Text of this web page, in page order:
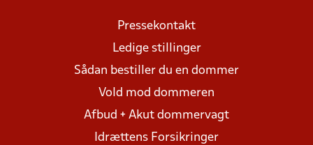
Pressekontakt
Ledige stillinger
Sådan bestiller du en dommer
Vold mod dommeren
Afbud + Akut dommervagt
Idrættens Forsikringer